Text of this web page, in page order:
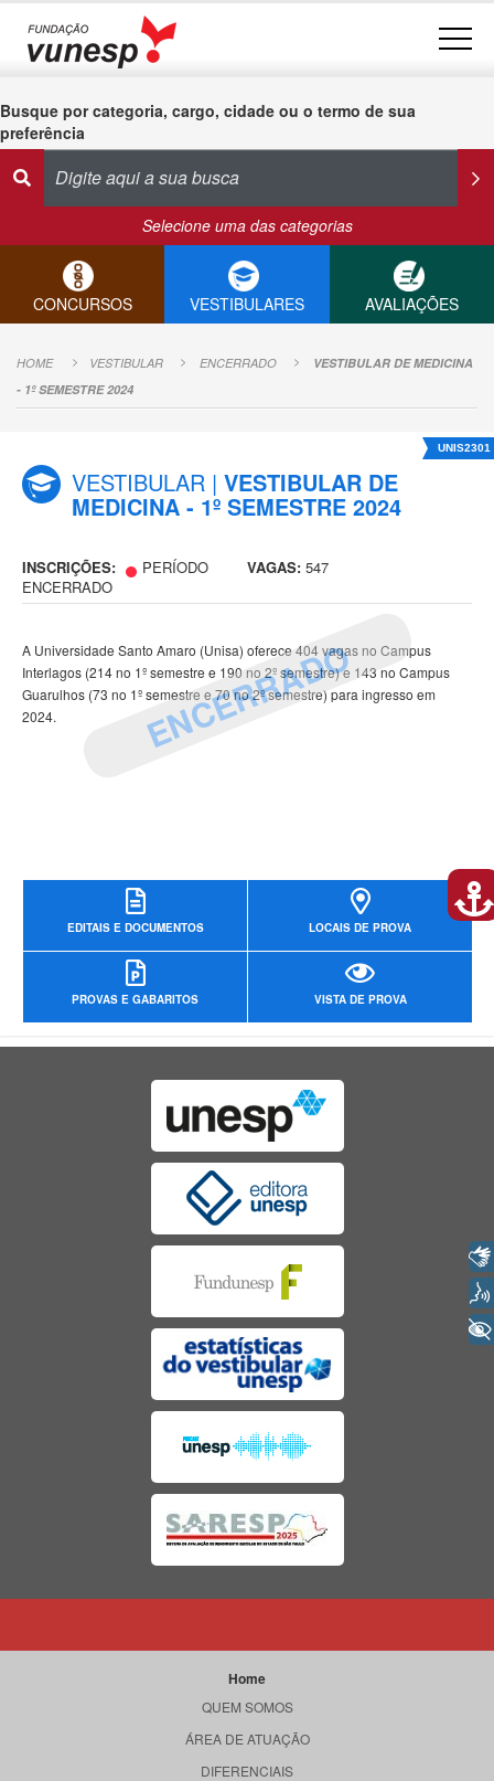
Busque por categoria, cargo, cidade ou o termo de sua
preferência
Selecione uma das categorias
CONCURSOS VESTIBULARES AVALIAÇÕES
HOME VESTIBULAR ENCERRADO
VESTIBULAR DE MEDICINA
- 1º SEMESTRE 2024
UNIS2301
VESTIBULAR | VESTIBULAR DE
MEDICINA - 1º SEMESTRE 2024
INSCRIÇÕES:
PERÍODO
ENCERRADO
VAGAS: 547
ENCERRADO
A Universidade Santo Amaro (Unisa) oferece 404 vagas no Campus
Interlagos (214 no 1º semestre e 190 no 2º semestre) e 143 no Campus
Guarulhos (73 no 1º semestre e 70 no 2º semestre) para ingresso em
2024.
EDITAIS E DOCUMENTOS LOCAIS DE PROVA
PROVAS E GABARITOS VISTA DE PROVA
Home
QUEM SOMOS
ÁREA DE ATUAÇÃO
DIFERENCIAIS
+ Acessibilidade